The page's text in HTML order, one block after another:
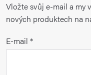
Vložte svůj e-mail a my
nových produktech na
E-mail